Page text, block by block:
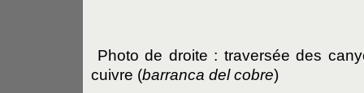
Photo de droite : traversée des
cuivre (barranca del cobre)